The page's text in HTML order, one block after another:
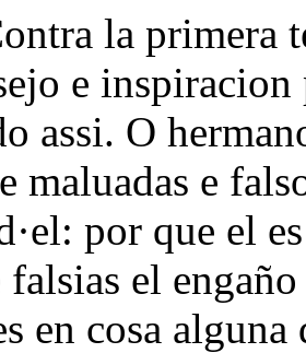
la primera
e inspiracion
assi. O
maluadas e
por que el
el
en cosa alguna